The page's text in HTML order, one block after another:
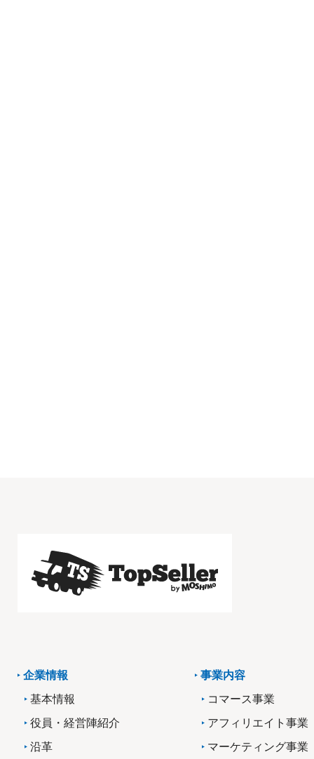
企業情報
基本情報
役員・経営陣紹介
沿革
事業内容
コマース事業
アフィリエイト事業
マーケティング事業